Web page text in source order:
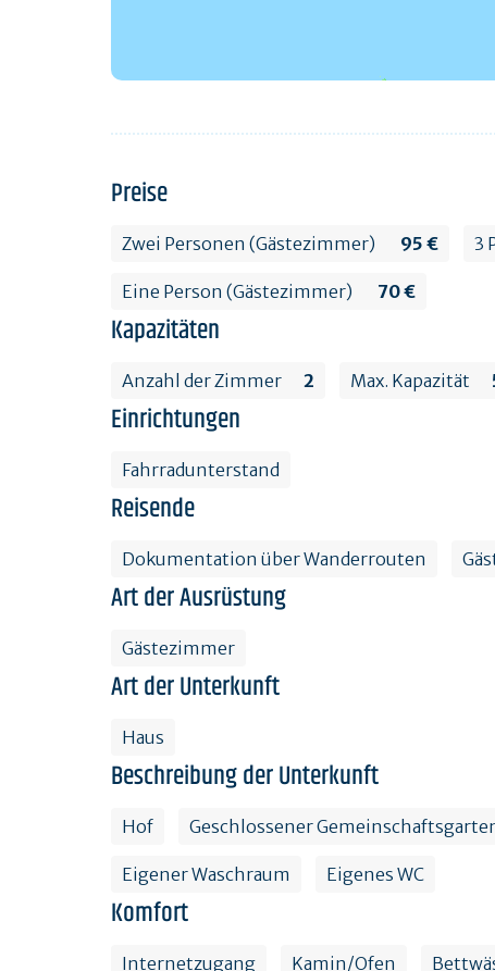
Preise
Zwei Personen (Gästezimmer) 95 € 3
Eine Person (Gästezimmer) 70 €
Kapazitäten
Anzahl der Zimmer 2 Max. Kapazität
Einrichtungen
Fahrradunterstand
Reisende
Dokumentation über Wanderrouten
Art der Ausrüstung
Gästezimmer
Art der Unterkunft
Haus
Beschreibung der Unterkunft
Hof Geschlossener
Eigener Waschraum Eigenes WC
Komfort
Internetzugang Kamin/Ofen